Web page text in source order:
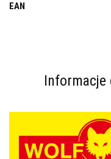
EAN
Informacje